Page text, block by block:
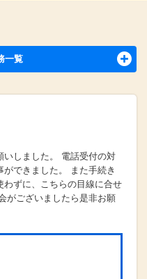
一覧
いしました。 電話受付の対
できました。 また手続き
ずに、こちらの目線に合せ
がございましたら是非お願